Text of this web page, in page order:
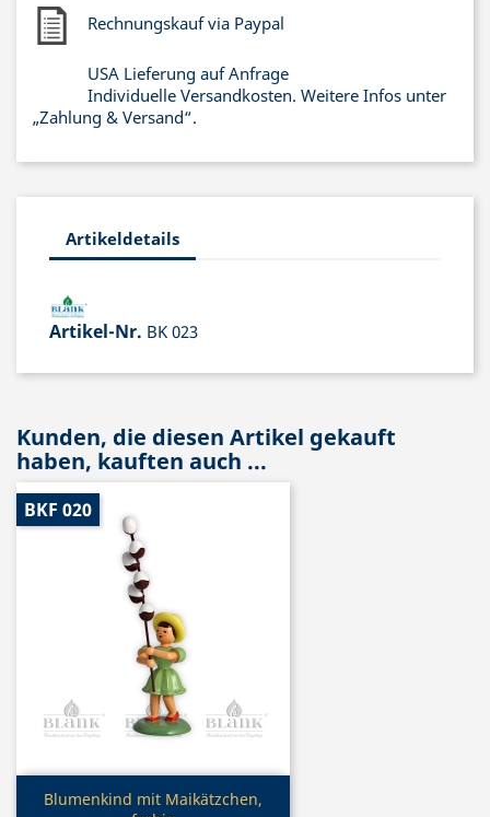
Rechnungskauf via Paypal
USA Lieferung auf Anfrage
Individuelle Versandkosten. Weitere Infos unter
„Zahlung & Versand“.
Artikeldetails
Artikel-Nr. BK 023
Kunden, die diesen Artikel gekauft
haben, kauften auch ...
Vorschau
Blumenkind mit Maikätzchen,
BKF 020